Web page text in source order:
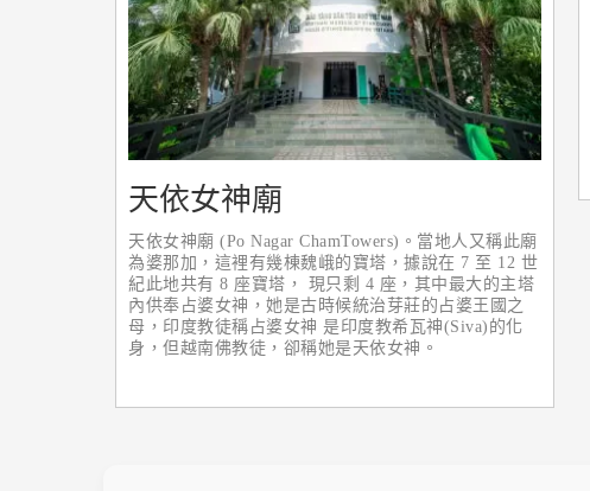
天依女神廟
天依女神廟 (Po Nagar ChamTowers)。當地人又稱此廟
為婆那加，這裡有幾棟魏峨的寶塔，據說在 7 至 12 世
紀此地共有 8 座寶塔， 現只剩 4 座，其中最大的主塔
內供奉占婆女神，她是古時候統治芽莊的占婆王國之
母，印度教徒稱占婆女神 是印度教希瓦神(Siva)的化
身，但越南佛教徒，卻稱她是天依女神。